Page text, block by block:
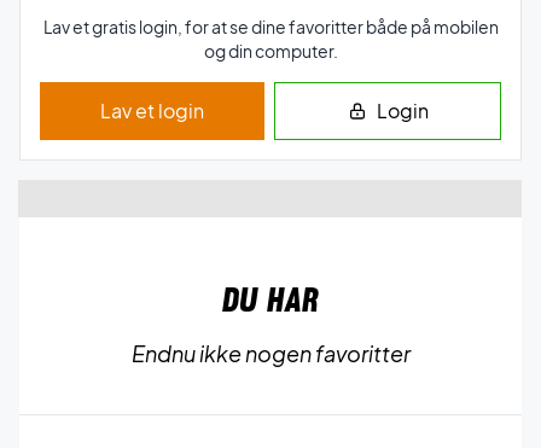
Lav et gratis login, for at se dine favoritter både på mobilen
og din computer.
Lav et login Login
Du har
Endnu ikke nogen favoritter